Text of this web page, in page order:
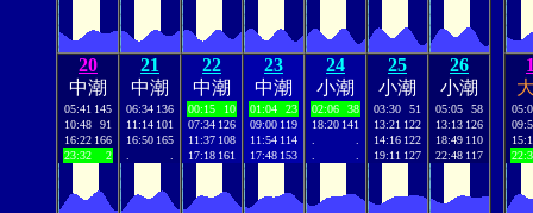
20
中潮
05:41 145
10:48
91
16:22 166
23:32
2
21
中潮
06:34 136
11:14 101
16:50 165
22
中潮
00:15
10
07:34 126
11:37 108
17:18 161
23
中潮
01:04
23
09:00 119
11:54 114
17:48 153
24
小潮
02:06
38
18:20 141
25
小潮
03:30
51
13:21 122
14:16 122
19:11 127
26
小潮
05:05
58
13:13 126
18:49 110
22:48 117